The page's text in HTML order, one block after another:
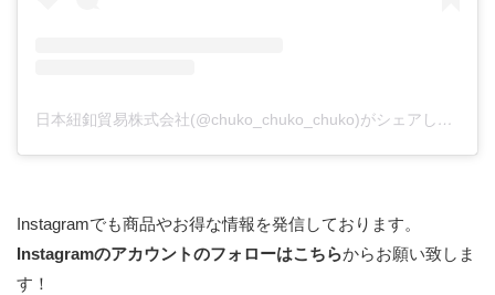
日本紐釦貿易株式会社(@chuko_chuko_chuko)がシェアした投稿
Instagramでも商品やお得な情報を発信しております。
Instagramのアカウントのフォローはこちらからお願い致しま
す！